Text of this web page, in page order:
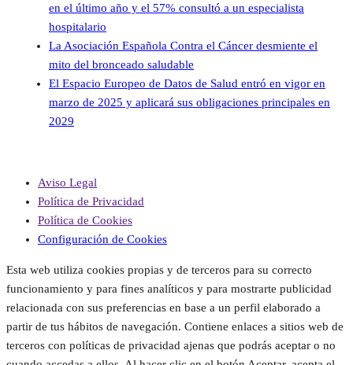
en el último año y el 57% consultó a un especialista
hospitalario
La Asociación Española Contra el Cáncer desmiente el
mito del bronceado saludable
El Espacio Europeo de Datos de Salud entró en vigor en
marzo de 2025 y aplicará sus obligaciones principales en
2029
Aviso Legal
Política de Privacidad
Política de Cookies
Configuración de Cookies
Esta web utiliza cookies propias y de terceros para su correcto
funcionamiento y para fines analíticos y para mostrarte publicidad
relacionada con sus preferencias en base a un perfil elaborado a
partir de tus hábitos de navegación. Contiene enlaces a sitios web de
terceros con políticas de privacidad ajenas que podrás aceptar o no